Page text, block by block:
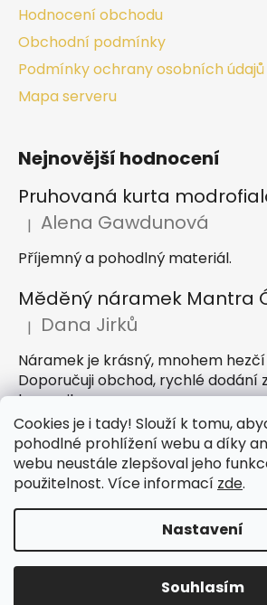
Cookies je i tady! Slouží k tomu,
pohodlné prohlížení webu a díky
webu neustále zlepšoval jeho
použitelnost. Více informací zde.
Nastavení
Souhlasím
Hodnocení obchodu
Obchodní podmínky
Podmínky ochrany osobních údajů
Mapa serveru
Nejnovější hodnocení
Pruhovaná kurta
Hodnocení produktu je 5 z 5
| Alena Gawdunová
Příjemný a pohodlný materiál.
Hodnocení produktu je 5 z 5
| Dana Jirků
Náramek je krásný, mnohem
Doporučuji obchod, rychlé dodání
komunikace
Hodnocení produktu je 5 z 5
| Petra Hejátková
Vytvořil
IndickeSaty.cz